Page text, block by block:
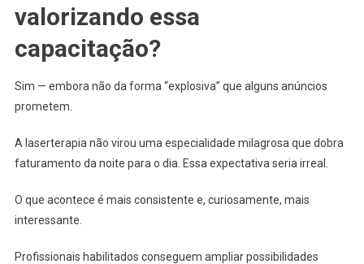
valorizando essa
capacitação?
Sim — embora não da forma “explosiva” que alguns anúncios
prometem.
A laserterapia não virou uma especialidade milagrosa que dobra
faturamento da noite para o dia. Essa expectativa seria irreal.
O que acontece é mais consistente e, curiosamente, mais
interessante.
Profissionais habilitados conseguem ampliar possibilidades